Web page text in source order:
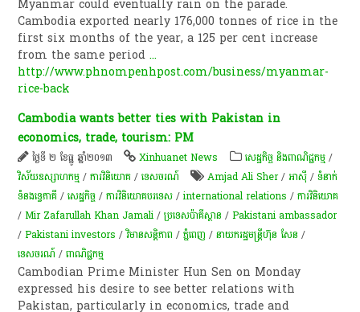
Myanmar could eventually rain on the parade.
Cambodia exported nearly 176,000 tonnes of rice in the
first six months of the year, a 125 per cent increase
from the same period...
http://www.phnompenhpost.com/business/myanmar-
rice-back
Cambodia wants better ties with Pakistan in
economics, trade, tourism: PM
ថ្ងៃទី ២ ខែធ្នូ ឆ្នាំ២០១៣ Xinhuanet News សេដ្ឋកិច្ច និងពាណិជ្ជកម្ម /
វិស័យឧស្សាហកម្ម /ការវិនិយោគ /ទេសចរណ៍ Amjad Ali Sher/អាស៊ី /ទំនាក់
ទំនងទ្វេភាគី /សេដ្ឋកិច្ច /ការវិនិយោគបរទេស /international relations /ការវិនិយោគ
/Mir Zafarullah Khan Jamali /ប្រទេស​ប៉ាគីស្ថាន​ /Pakistani ambassador
/Pakistani investors /វិមានសន្តិភាព /ភ្នំពេញ /នាយករដ្ឋមន្ត្រីហ៊ុន សែន /
ទេសចរណ៍ /ពាណិជ្ជកម្ម
Cambodian Prime Minister Hun Sen on Monday
expressed his desire to see better relations with
Pakistan, particularly in economics, trade and